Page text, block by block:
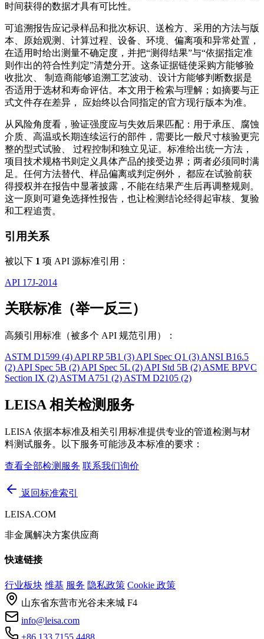
时间获得的数据才具有可比性。
可追溯报告应记录样品和批次标识、送检方、采用的方法与版
本、原始观测、计算过程、设备、环境、偏离项和异常处置，
在适用时给出测量不确定度，并把“测得结果”与“依据指定准
则作出的符合性判定”清楚分开。这条证据链使采购方能够验
收批次、 制造商能够追溯工艺波动、设计方能够判断数据是
否适用于选材和寿命评估。本文用于检索与理解；如摘要与正
式文件存在差异， 应始终以合同指定的官方现行版本为准。
从风险角度看，验证强度应与失效后果匹配：用于承压、腐蚀
介质、高温或长期连续运行的部件，需要比一般尺寸核验更完
整的型式试验、 过程控制和独立见证。标准给出统一方法，
项目技术规格书则定义具体产品的接受边界；两者必须同时满
足。任何方法替代、样品偏离或判定例外， 都应在试验前获
得授权并在报告中显著披露，不能在结果产生后再调整规则。
这一原则可避免选择性报告，也让检测结论经得起审核、复验
和工程追责。
引用关系
被以下 1 项 API 源标准引用：
API 17J-2014
关联标准（举一反三）
高频引用标准（被多个 API 规范引用）：
ASTM D1599 (4) API RP 5B1 (3) API Spec Q1 (3) ANSI B16.5
(2) API Spec 5B (2) API Spec 5L (2) API Std 5B (2) ASME BPVC
Section IX (2) ASTM A751 (2) ASTM D2105 (2)
LEISA 相关检测服务
LEISA 依据本标准及相关引用标准提供专业的管道检测与材
料测试服务。以下服务可能涉及本标准的要求：
查看全部检测服务 联系我们询价
返回标准索引
LEISA.COM
非金属解决方案供应商
快速链接
行业板块 维基 服务 隐私政策 Cookie 政策
山东省东营市光谷未来城 F4
info@leisa.com
+86 133 7155 4488